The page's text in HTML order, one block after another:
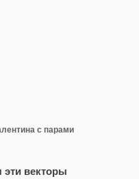
с парами
эти векторы